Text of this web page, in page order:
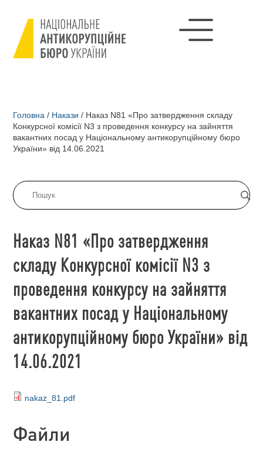
Головна / Накази / Наказ N81 «Про затвердження складу
Конкурсної комісії N3 з проведення конкурсу на зайняття
вакантних посад у Національному антикорупційному бюро
України» від 14.06.2021
Наказ N81 «Про затвердження
складу Конкурсної комісії N3 з
проведення конкурсу на зайняття
вакантних посад у Національному
антикорупційному бюро України» від
14.06.2021
nakaz_81.pdf
Файли